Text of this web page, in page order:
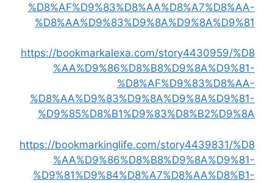
%D8%AF%D9%83%D8%AA%D8%A7%D8%AA-
%D8%AA%D9%83%D9%8A%D9%8A%D9%81
https://bookmarkalexa.com/story4430959/%D8
%AA%D9%86%D8%B8%D9%8A%D9%81-
%D8%AF%D9%83%D8%AA-
%D8%AA%D9%83%D9%8A%D9%8A%D9%81-
%D9%85%D8%B1%D9%83%D8%B2%D9%8A
https://bookmarkinglife.com/story4439831/%D8
%AA%D9%86%D8%B8%D9%8A%D9%81-
%D9%81%D9%84%D8%A7%D8%AA%D8%B1-